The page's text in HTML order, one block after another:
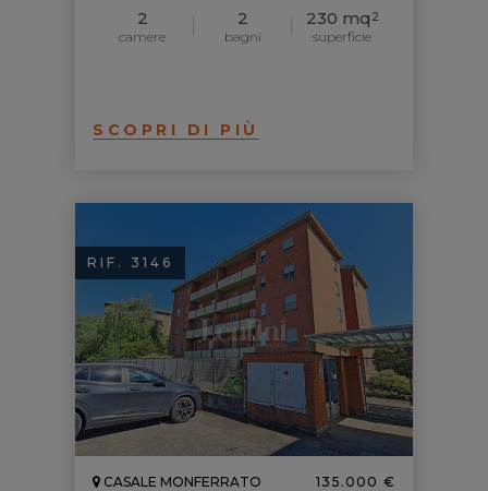
giardino esclusiv...
2
camere
2
bagni
230 mq 2
superficie
SCOPRI DI PIÙ
RIF. 3146
CASALE MONFERRATO 135.000 €